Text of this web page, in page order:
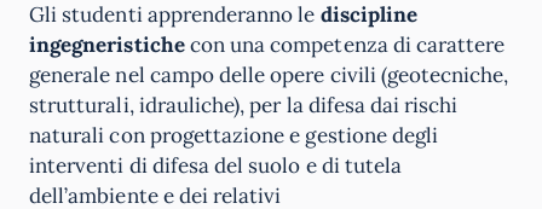
Gli studenti apprenderanno le discipline
ingegneristichecon una competenza di carattere
generale nel campo delle opere civili (geotecniche,
strutturali, idrauliche), per la difesa dai rischi
naturali con progettazione e gestione degli
interventi di difesa del suolo e di tutela
dell’ambiente e dei relativi